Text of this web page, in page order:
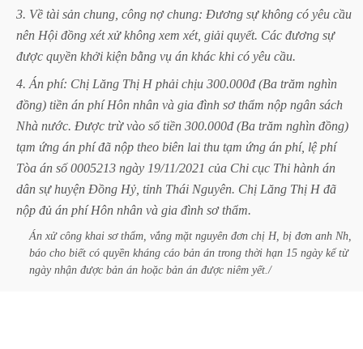
3. Về tài sản chung, công nợ chung: Đương sự không có yêu cầu
nên Hội đồng xét xử không xem xét, giải quyết. Các đương sự
được quyền khởi kiện bằng vụ án khác khi có yêu cầu.
4. Án phí: Chị Lăng Thị H phải chịu 300.000đ (Ba trăm nghìn
đồng) tiền án phí Hôn nhân và gia đình sơ thẩm nộp ngân sách
Nhà nước. Được trừ vào số tiền 300.000đ (Ba trăm nghìn đồng)
tạm ứng án phí đã nộp theo biên lai thu tạm ứng án phí, lệ phí
Tòa án số 0005213 ngày 19/11/2021 của Chi cục Thi hành án
dân sự huyện Đồng Hỷ, tỉnh Thái Nguyên. Chị Lăng Thị H đã
nộp đủ án phí Hôn nhân và gia đình sơ thẩm.
Án xử công khai sơ thẩm, vắng mặt nguyên đơn chị H, bị đơn anh Nh,
báo cho biết có quyền kháng cáo bản án trong thời hạn 15 ngày kể từ
ngày nhận được bản án hoặc bản án được niêm yết./